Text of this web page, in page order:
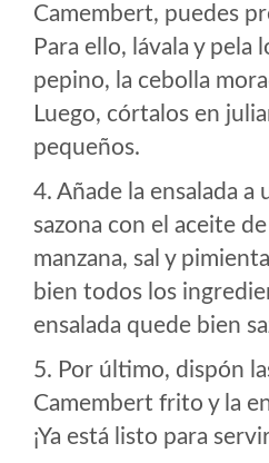
Camembert, puedes
Para ello, lávala y pela
pepino, la cebolla
Luego, córtalos en
pequeños.
4. Añade la ensalada a
sazona con el aceite
manzana, sal y
bien todos los
ensalada quede bien
5. Por último, dispón
Camembert frito y la
¡Ya está listo para